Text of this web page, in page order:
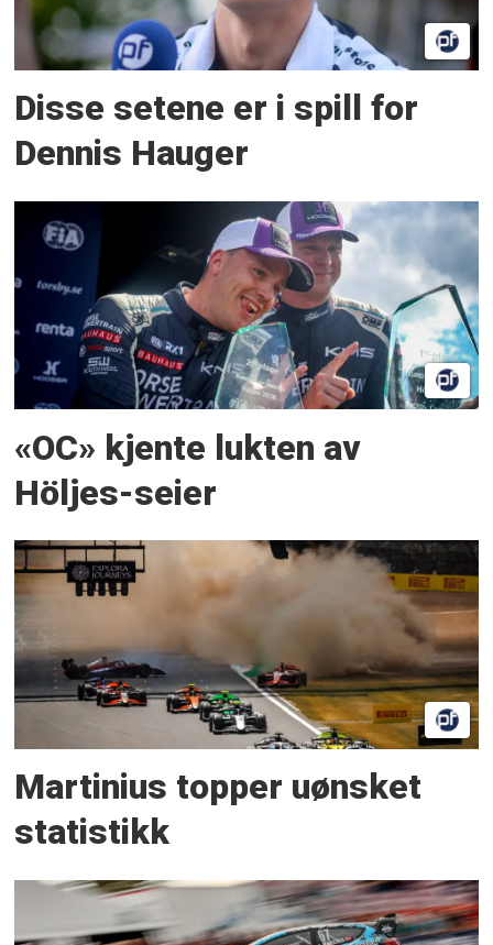
Disse setene er i spill for
Dennis Hauger
«OC» kjente lukten av
Höljes-seier
Martinius topper uønsket
statistikk